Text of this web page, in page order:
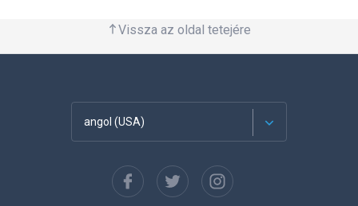
Vissza az oldal tetejére
angol (USA)
Español